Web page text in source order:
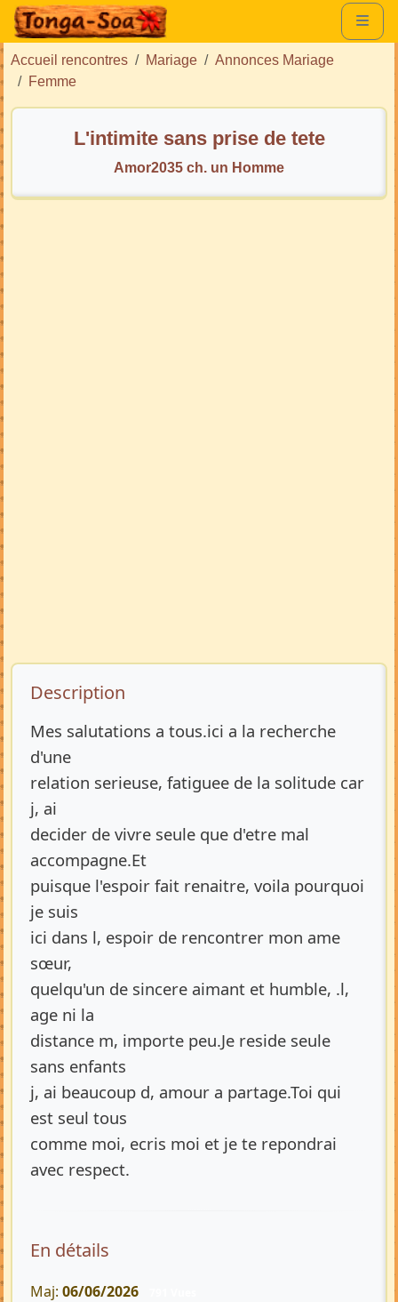
Accueil rencontres Mariage
Annonces Mariage
Femme
L'intimite sans prise de tete
Amor2035 ch. un Homme
Description de l’annonce
Description
Mes salutations a tous.ici a la recherche
d'une
relation serieuse, fatiguee de la solitude car
j, ai
decider de vivre seule que d'etre mal
accompagne.Et
puisque l'espoir fait renaitre, voila pourquoi
je suis
ici dans l, espoir de rencontrer mon ame
sœur,
quelqu'un de sincere aimant et humble, .l,
age ni la
distance m, importe peu.Je reside seule
sans enfants
j, ai beaucoup d, amour a partage.Toi qui
est seul tous
comme moi, ecris moi et je te repondrai
avec respect.
En détails
Maj: 06/06/2026